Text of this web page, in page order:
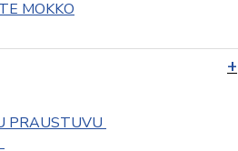
MOKKO
PRAUSTUVU